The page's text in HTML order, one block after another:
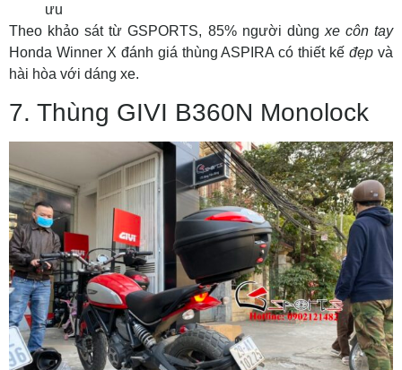
ưu
Theo khảo sát từ GSPORTS, 85% người dùng xe côn tay
Honda Winner X đánh giá thùng ASPIRA có thiết kếđẹp và
hài hòa với dáng xe.
7. Thùng GIVI B360N Monolock